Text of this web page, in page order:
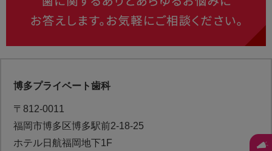
博多プライベート歯科
〒812-0011
福岡市博多区博多駅前2-18-25
ホテル日航福岡地下1F